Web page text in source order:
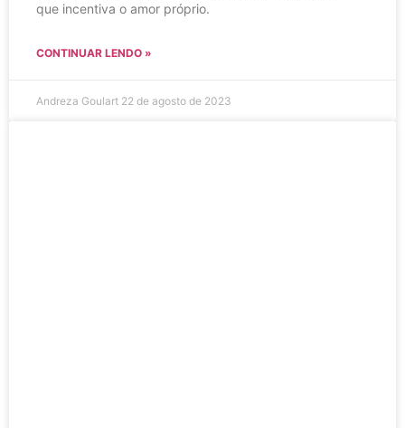
que incentiva o amor próprio.
CONTINUAR LENDO »
Andreza Goulart 22 de agosto de 2023